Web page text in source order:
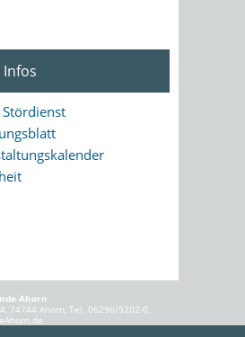
Ahorn
74744 Ahorn, Tel. 06296/9202-0,